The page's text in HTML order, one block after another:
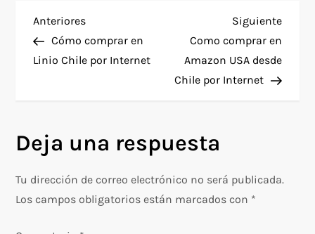
N
a
g
a
Entrada
anterior
Anteriores
Cómo comprar en
Linio Chile por Internet
Siguiente
Como comprar en
Amazon USA desde
Chile por Internet
Deja una respuesta
Tu dirección de correo electrónico no será publicada.
Los campos obligatorios están marcados con *